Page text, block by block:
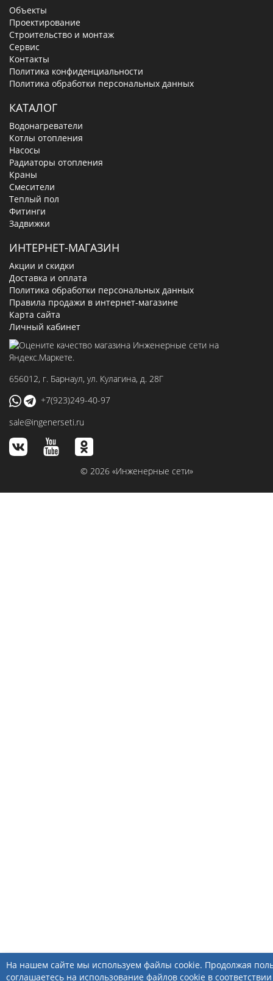
Объекты
Проектирование
Строительство и монтаж
Сервис
Контакты
Политика конфиденциальности
Политика обработки персональных данных
КАТАЛОГ
Водонагреватели
Котлы отопления
Насосы
Радиаторы отопления
Краны
Смесители
Теплый пол
Фитинги
Задвижки
ИНТЕРНЕТ-МАГАЗИН
Акции и скидки
Доставка и оплата
Политика обработки персональных данных
Правила продажи в интернет-магазине
Карта сайта
Личный кабинет
656012, г. Барнаул, ул. Кулагина, д. 28Г
+7(923)249-40-97
sale@ingenerseti.ru
© 2026 «Инженерные сети»
На нашем сайте мы используем файлы cookie. Продолжая
соглашаетесь на использование файлов cookie в